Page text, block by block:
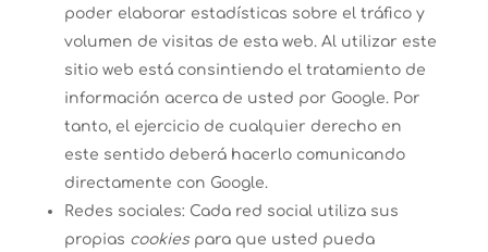
poder elaborar estadísticas sobre el tráfico y
volumen de visitas de esta web. Al utilizar este
sitio web está consintiendo el tratamiento de
información acerca de usted por Google. Por
tanto, el ejercicio de cualquier derecho en
este sentido deberá hacerlo comunicando
directamente con Google.
Redes sociales: Cada red social utiliza sus
propias cookiespara que usted pueda